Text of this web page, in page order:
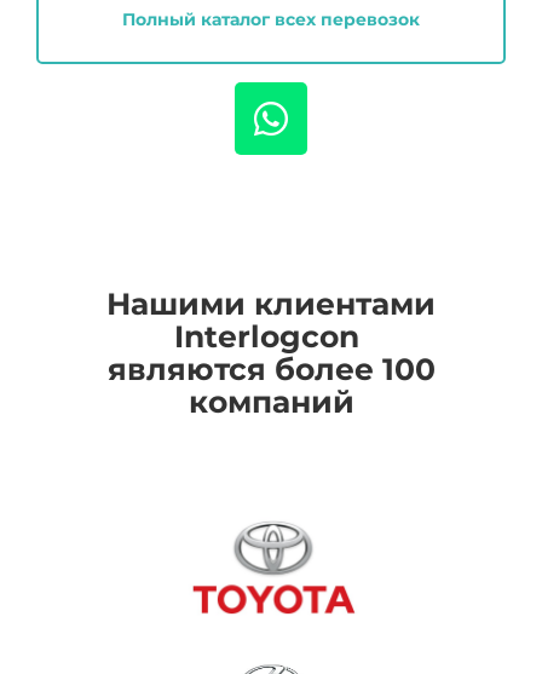
Полный каталог всех перевозок
Нашими клиентами
Interlogcon
являются более 100
компаний